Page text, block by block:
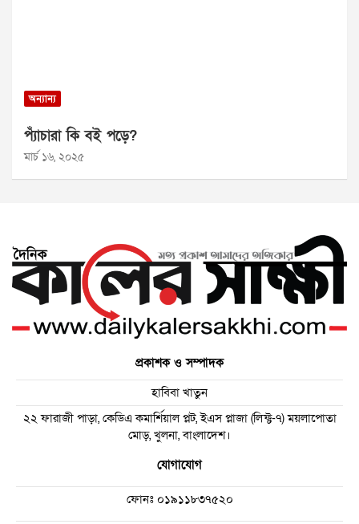
অন্যান্য
প্যাঁচারা কি বই পড়ে?
মার্চ ১৬, ২০২৫
প্রকাশক ও সম্পাদক
হাবিবা খাতুন
২২ ফারাজী পাড়া, কেডিএ কমার্শিয়াল প্লট, ইএস প্লাজা (লিফ্ট-৭) ময়লাপোতা
মোড়, খুলনা, বাংলাদেশ।
যোগাযোগ
ফোনঃ০১৯১১৮৩৭৫২০